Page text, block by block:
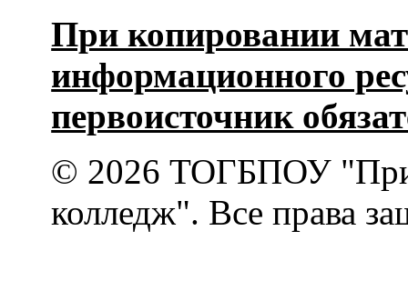
При копировании
информационного
первоисточник
© 2026 ТОГБПОУ
колледж". Все права